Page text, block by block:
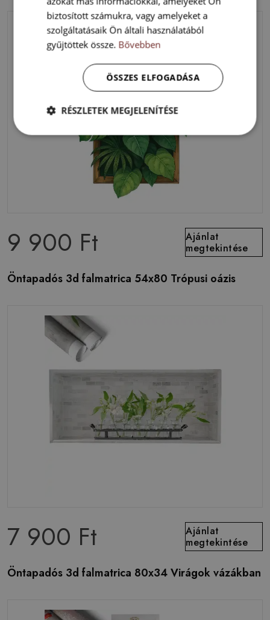
9 900 Ft
Ajánlat
megtekintése
Öntapadós 3d falmatrica 54x80 Trópusi oázis
7 900 Ft
Ajánlat
megtekintése
Öntapadós 3d falmatrica 80x34 Virágok vázákban
biztosított számukra, vagy amelyeket a
szolgáltatásaik Ön általi használatából
gyűjtöttek össze. Bővebben
ÖSSZES ELFOGADÁSA
RÉSZLETEK MEGJELENÍTÉSE